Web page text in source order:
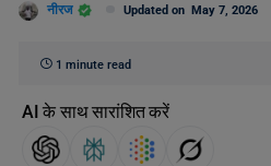
नीरज Updated on May 7, 2026
1 minute read
AI के साथ सारांशित करें